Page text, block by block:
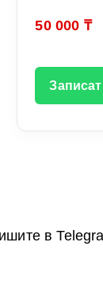
50 000 ₸
в